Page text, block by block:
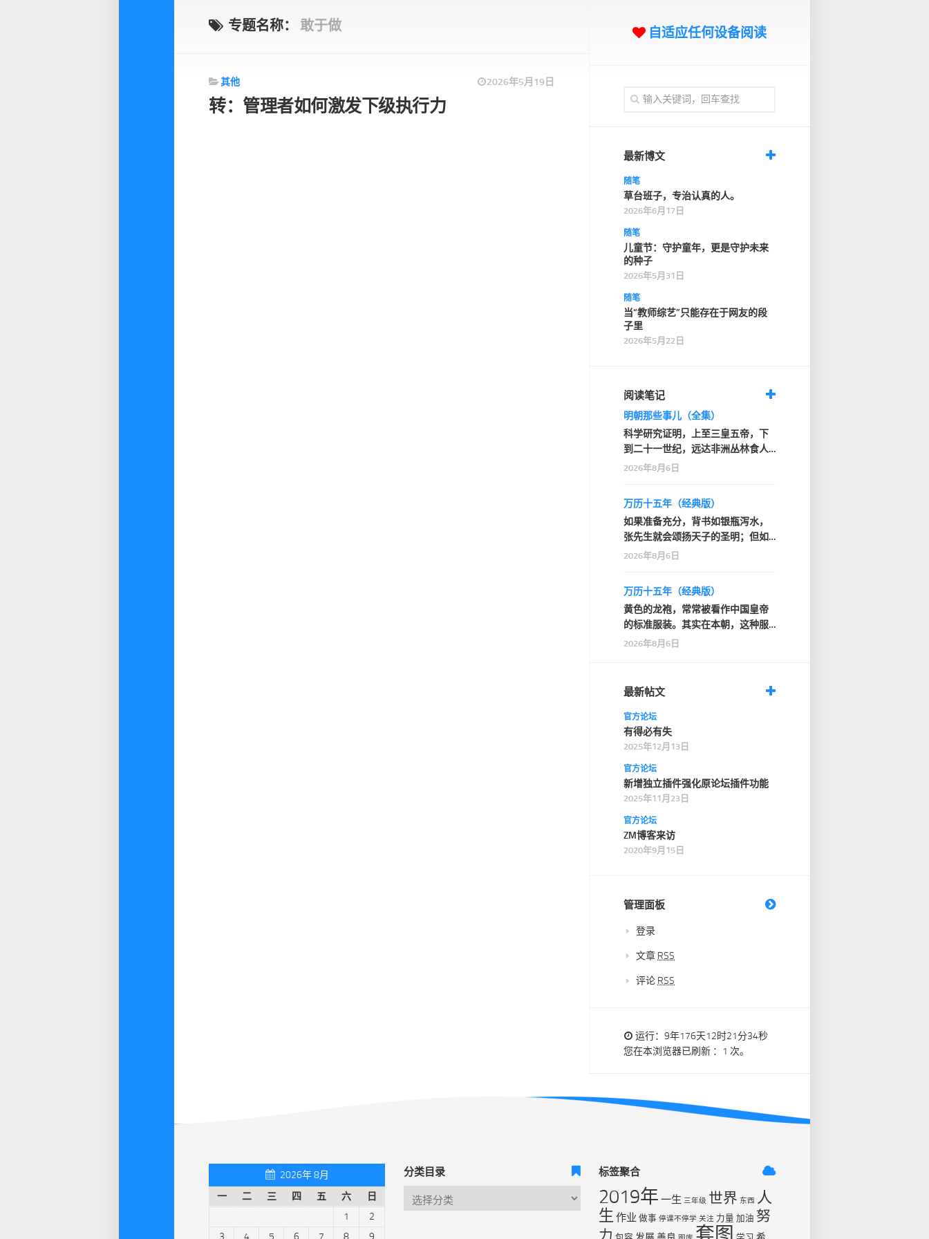
专题名称： 敢于做
其他 2026年5月19日
转：管理者如何激发下级执行力
自适应任何设备阅读
最新博文
随笔
草台班子，专治认真的人。
2026年6月17日
随笔
儿童节：守护童年，更是守护未来
的种子
2026年5月31日
随笔
当“教师综艺”只能存在于网友的段
子里
2026年5月22日
阅读笔记
明朝那些事儿（全集）
科学研究证明，上至三皇五帝，下
到二十一世纪，远达非洲丛林食人
部落，近抵家门口的…
2026年8月6日
万历十五年（经典版）
如果准备充分，背书如银瓶泻水，
张先生就会颂扬天子的圣明；但如
果背得结结巴巴或者…
2026年8月6日
万历十五年（经典版）
黄色的龙袍，常常被看作中国皇帝
的标准服装。其实在本朝，这种服
装只在一般性的仪式…
2026年8月6日
最新帖文
官方论坛
有得必有失
2025年12月13日
官方论坛
新增独立插件强化原论坛插件功能
2025年11月23日
官方论坛
ZM博客来访
2020年9月15日
管理面板
登录
文章 RSS
评论 RSS
运行：9年176天12时21分35秒
您在本浏览器已刷新 ：1 次。
2026年 8月
一
二 三 四 五 六
日
1
2
3
4 5 6 7 8 9
分类目录 标签聚合
2019年 一生 三年级 世界 东西 人
生 作业 做事 停课不停学 关注 力量 加油 努
力
套图